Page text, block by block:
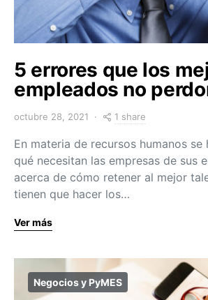
5 errores que los
empleados no
octubre 28, 2021 1 share
En materia de recursos humanos se
qué necesitan las empresas de sus
acerca de cómo retener al mejor
tienen que hacer los…
Ver más
Negocios y PyMES